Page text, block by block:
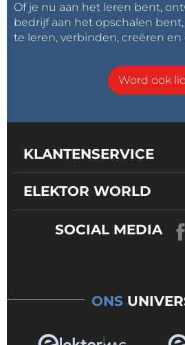
Of je nu aan het leren bent,
bedrijf aan het opschalen
te leren, verbinden, creëren en
Word ook
KLANTENSERVICE
ELEKTOR WORLD
SOCIAL MEDIA
ONS